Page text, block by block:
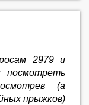
2979 и
посмотреть
(а
прыжков)